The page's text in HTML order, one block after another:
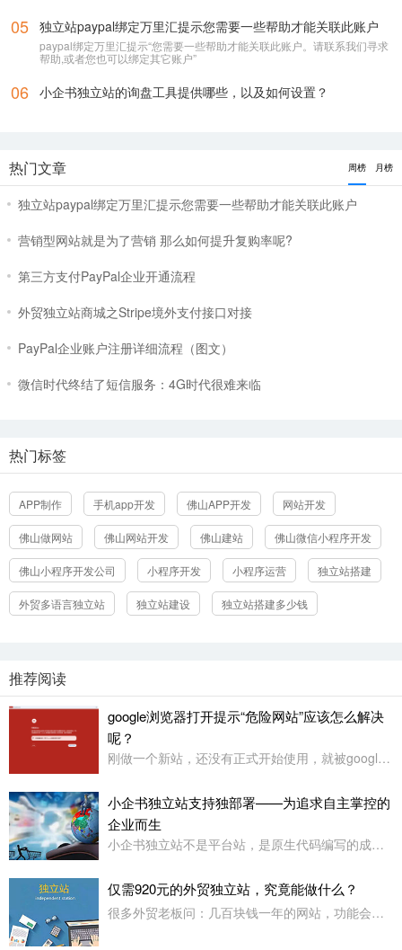
05 独立站paypal绑定万里汇提示您需要一些帮助才能关联此账户
paypal绑定万里汇提示“您需要一些帮助才能关联此账户。请联系我们寻求
帮助,或者您也可以绑定其它账户”
06 小企书独立站的询盘工具提供哪些，以及如何设置？
热门文章 周榜 月榜
独立站paypal绑定万里汇提示您需要一些帮助才能关联此账户
营销型网站就是为了营销 那么如何提升复购率呢?
第三方支付PayPal企业开通流程
外贸独立站商城之Stripe境外支付接口对接
PayPal企业账户注册详细流程（图文）
微信时代终结了短信服务：4G时代很难来临
热门标签
APP制作 手机app开发 佛山APP开发 网站开发
佛山做网站 佛山网站开发 佛山建站 佛山微信小程序开发
佛山小程序开发公司 小程序开发 小程序运营 独立站搭建
外贸多语言独立站 独立站建设 独立站搭建多少钱
推荐阅读
google浏览器打开提示“危险网站”应该怎么解决
呢？
刚做一个新站，还没有正式开始使用，就被google浏览器定义为“危险网站”了，其它浏览器没有任何提示或影响
小企书独立站支持独部署——为追求自主掌控的
企业而生
小企书独立站不是平台站，是原生代码编写的成品站。不依赖于任何第三方平台，所以是支持客户自行购买服务器，并把网站搭建在自己的服务器上使用！
仅需920元的外贸独立站，究竟能做什么？
很多外贸老板问：几百块钱一年的网站，功能会不会很简陋？小企书专业版本用实力告诉你：920元，足够打造一个专业级的外贸展示站。
立即提交